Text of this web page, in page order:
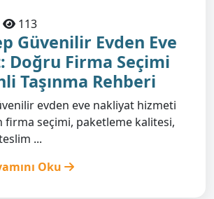
113
Güvenilir Evden Eve
Doğru Firma Seçimi
Taşınma Rehberi
evden eve nakliyat hizmeti
firma seçimi, paketleme kalitesi,
...
Oku